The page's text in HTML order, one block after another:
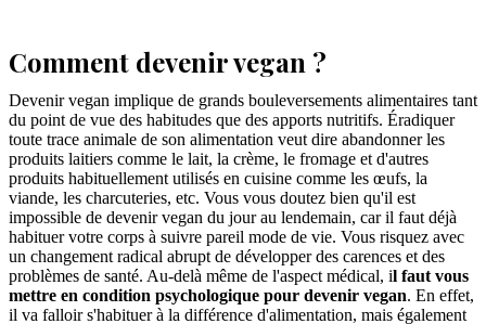
Comment devenir vegan ?
Devenir vegan implique de grands bouleversements alimentaires tant
du point de vue des habitudes que des apports nutritifs. Éradiquer
toute trace animale de son alimentation veut dire abandonner les
produits laitiers comme le lait, la crème, le fromage et d'autres
produits habituellement utilisés en cuisine comme les œufs, la
viande, les charcuteries, etc. Vous vous doutez bien qu'il est
impossible de devenir vegan du jour au lendemain, car il faut déjà
habituer votre corps à suivre pareil mode de vie. Vous risquez avec
un changement radical abrupt de développer des carences et des
problèmes de santé. Au-delà même de l'aspect médical, il faut vous
mettre en condition psychologique pour devenir vegan. En effet,
il va falloir s'habituer à la différence d'alimentation, mais également